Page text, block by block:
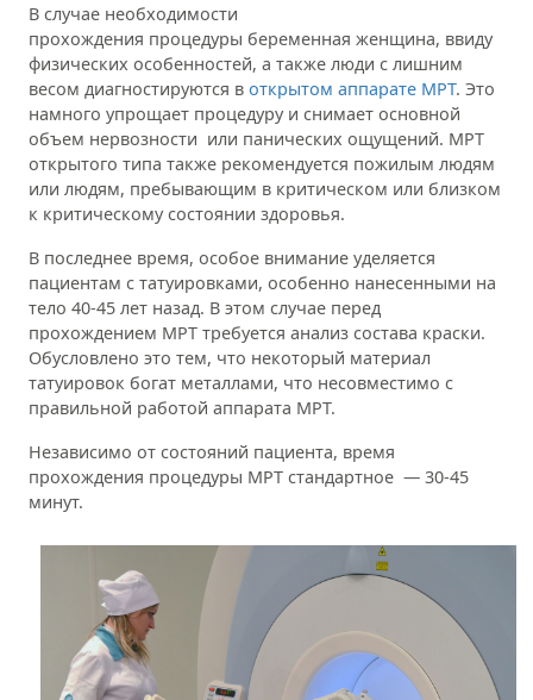
В случае необходимости
прохождения процедуры беременная женщина, ввиду
физических особенностей, а также люди с лишним
весом диагностируются в открытом аппарате МРТ. Это
намного упрощает процедуру и снимает основной
объем нервозности или панических ощущений. МРТ
открытого типа также рекомендуется пожилым людям
или людям, пребывающим в критическом или близком
к критическому состоянии здоровья.
В последнее время, особое внимание уделяется
пациентам с татуировками, особенно нанесенными на
тело 40-45 лет назад. В этом случае перед
прохождением МРТ требуется анализ состава краски.
Обусловлено это тем, что некоторый материал
татуировок богат металлами, что несовместимо с
правильной работой аппарата МРТ.
Независимо от состояний пациента, время
прохождения процедуры МРТ стандартное — 30-45
минут.